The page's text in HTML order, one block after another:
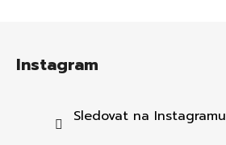
Instagram
Sledovat na Instagramu